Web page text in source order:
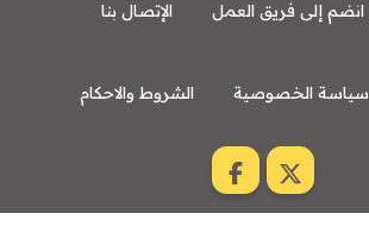
انضم إلى فريق العمل الإتصال بنا
سياسة الخصوصية الشروط والاحكام